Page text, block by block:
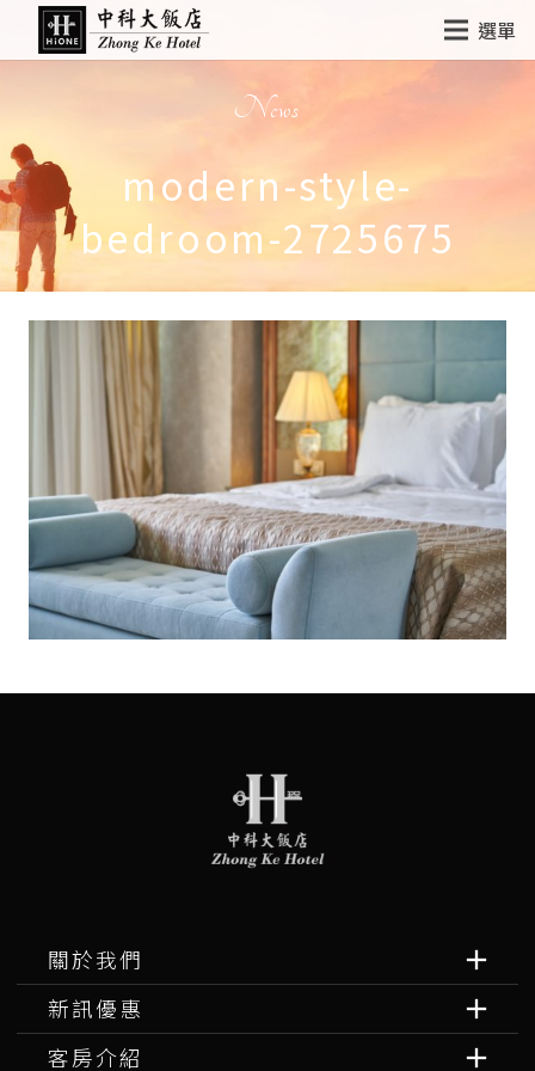
選單
News
modern-style-
bedroom-2725675
關於我們
新訊優惠
客房介紹